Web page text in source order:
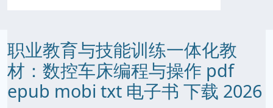
职业教育与技能训练一体化教
材：数控车床编程与操作 pdf
epub mobi txt 电子书 下载 2026